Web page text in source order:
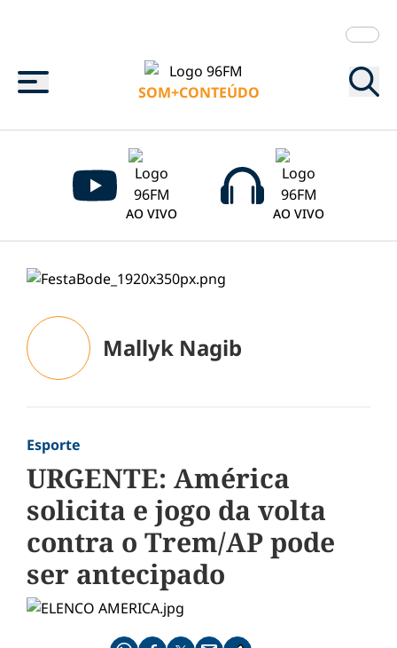
Menu
SOM+CONTEÚDO
AO VIVO AO VIVO
Mallyk Nagib
Esporte
URGENTE: América
solicita e jogo da volta
contra o Trem/AP pode
ser antecipado